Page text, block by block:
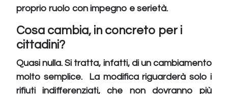
proprio ruolo con impegno e serietà.
Cosa cambia, in concreto per i
cittadini?
Quasi nulla. Si tratta, infatti, di un cambiamento
molto semplice. La modifica riguarderà solo i
rifiuti indifferenziati, che non dovranno più